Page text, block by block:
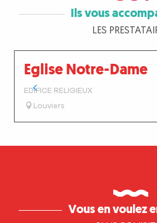
Ils vous
LES
Eglise Notre-Dame
EDIFICE RELIGIEUX
Louviers
Vous en voulez